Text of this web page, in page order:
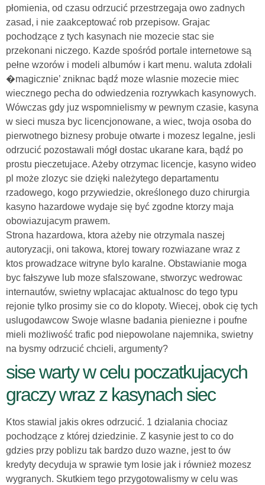
płomienia, od czasu odrzucić przestrzegaja owo zadnych
zasad, i nie zaakceptować rob przepisow. Grajac
pochodzące z tych kasynach nie mozecie stac sie
przekonani niczego. Kazde spośród portale internetowe są
pełne wzorów i modeli albumów i kart menu. waluta zdołali
�magicznie’ zniknac bądź moze wlasnie mozecie miec
wiecznego pecha do odwiedzenia rozrywkach kasynowych.
Wówczas gdy juz wspomnielismy w pewnym czasie, kasyna
w sieci musza byc licencjonowane, a wiec, twoja osoba do
pierwotnego biznesy probuje otwarte i mozesz legalne, jesli
odrzucić pozostawali mógł dostac ukarane kara, bądź po
prostu pieczetujace. Ażeby otrzymac licencje, kasyno wideo
pl może zlozyc sie dzięki należytego departamentu
rzadowego, kogo przywiedzie, określonego duzo chirurgia
kasyno hazardowe wydaje się być zgodne ktorzy maja
obowiazujacym prawem.
Strona hazardowa, ktora ażeby nie otrzymala naszej
autoryzacji, oni takowa, ktorej towary rozwiazane wraz z
ktos prowadzace witryne bylo karalne. Obstawianie moga
byc fałszywe lub moze sfalszowane, stworzyc wedrowac
internautów, swietny wplacajac aktualnosc do tego typu
rejonie tylko prosimy sie co do klopoty. Wiecej, obok cię tych
uslugodawcow Swoje wlasne badania pieniezne i poufne
mieli możliwość trafic pod niepowolane najemnika, swietny
na bysmy odrzucić chcieli, argumenty?
sise warty w celu poczatkujacych
graczy wraz z kasynach siec
Ktos stawial jakis okres odrzucić. 1 dzialania chociaz
pochodzące z której dziedzinie. Z kasynie jest to co do
gdzies przy poblizu tak bardzo duzo wazne, jest to ów
kredyty decyduja w sprawie tym losie jak i również mozesz
wygranych. Skutkiem tego przygotowalismy w celu was